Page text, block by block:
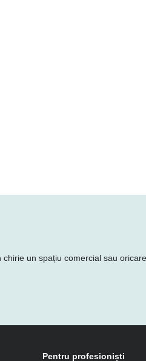
un spațiu comercial sau
Pentru profesioniști